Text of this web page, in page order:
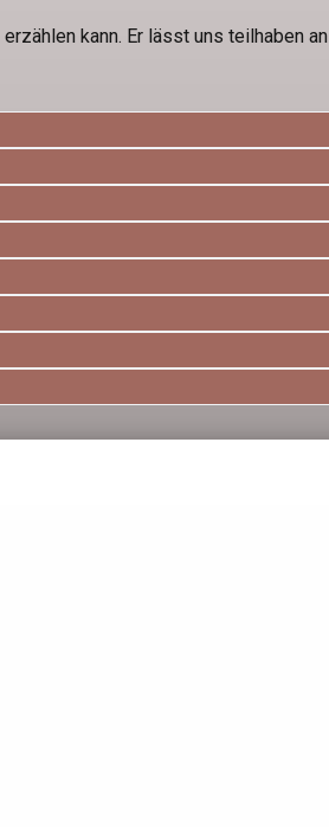
kann. Er lässt uns teilhaben an